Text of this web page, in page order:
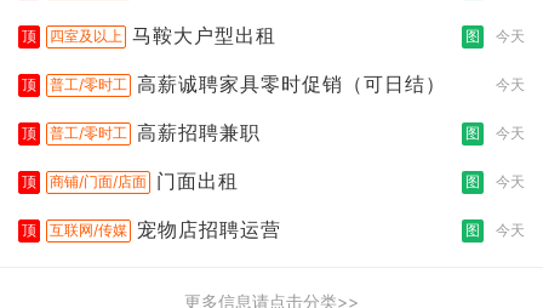
顶 四室及以上 马鞍大户型出租 图 今天
顶 普工/零时工 高薪诚聘家具零时促销（可日结） 今天
顶 普工/零时工 高薪招聘兼职 图 今天
顶 商铺/门面/店面 门面出租 图 今天
顶 互联网/传媒 宠物店招聘运营 图 今天
更多信息请点击分类>>